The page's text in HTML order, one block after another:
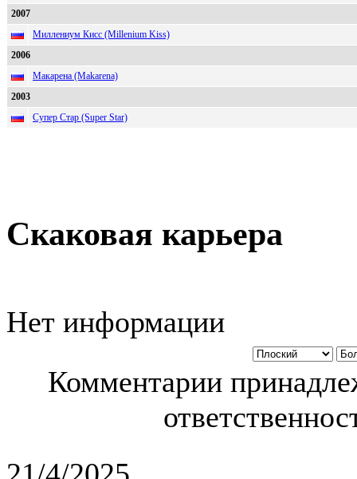
2007
Миллениум Кисс (Millenium Kiss)
2006
Макарена (Makarena)
2003
Супер Стар (Super Star)
Скаковая карьера
Нет информации
Комментарии